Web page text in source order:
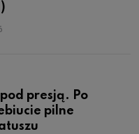
pod presją. Po
pilne